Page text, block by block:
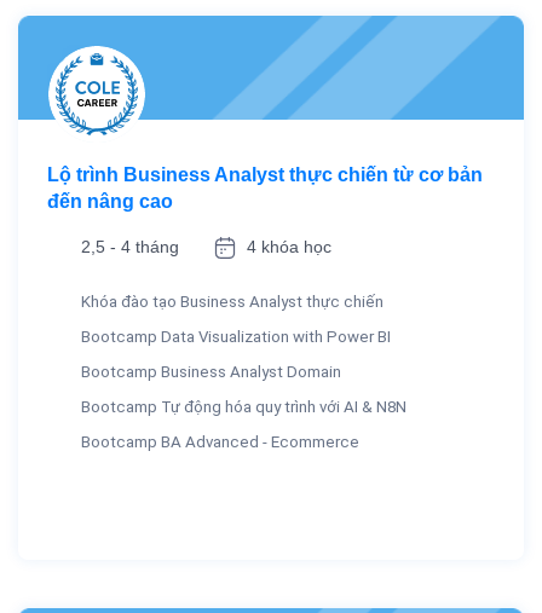
Lộ trình Business Analyst thực chiến từ cơ bản
đến nâng cao
2,5 - 4 tháng 4 khóa học
Khóa đào tạo Business Analyst thực chiến
Bootcamp Data Visualization with Power BI
Bootcamp Business Analyst Domain
Bootcamp Tự động hóa quy trình với AI & N8N
Bootcamp BA Advanced - Ecommerce